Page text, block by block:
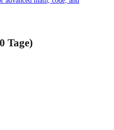
Tage)